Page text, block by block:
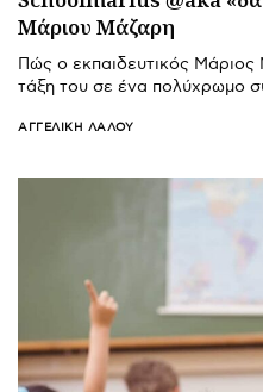
Μάριου Μάζαρη
Πώς ο εκπαιδευτικός
τάξη του σε ένα πολύχρωμο
ΑΓΓΕΛΙΚΉ ΛΆΛΟΥ